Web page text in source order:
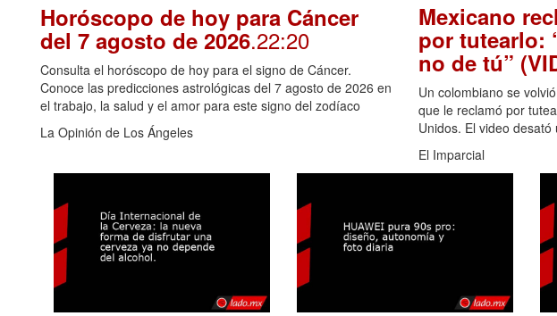
Horóscopo de hoy para Cáncer
del 7 agosto de 2026.22:20
Consulta el horóscopo de hoy para el signo de Cáncer.
Conoce las predicciones astrológicas del 7 agosto de 2026 en
el trabajo, la salud y el amor para este signo del zodíaco
La Opinión de Los Ángeles
Mexicano
por tutearlo:
no de tú”
Un colombiano se
que le reclamó por
Unidos. El video
El Imparcial